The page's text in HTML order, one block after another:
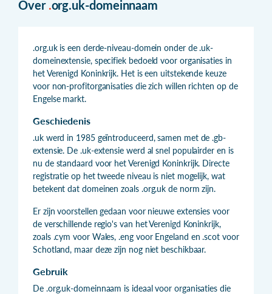
Over .org.uk-domeinnaam
.org.uk is een derde-niveau-domein onder de .uk-
domeinextensie, specifiek bedoeld voor organisaties in
het Verenigd Koninkrijk. Het is een uitstekende keuze
voor non-profitorganisaties die zich willen richten op de
Engelse markt.
Geschiedenis
.uk werd in 1985 geïntroduceerd, samen met de .gb-
extensie. De .uk-extensie werd al snel populairder en is
nu de standaard voor het Verenigd Koninkrijk. Directe
registratie op het tweede niveau is niet mogelijk, wat
betekent dat domeinen zoals .org.uk de norm zijn.
Er zijn voorstellen gedaan voor nieuwe extensies voor
de verschillende regio's van het Verenigd Koninkrijk,
zoals .cym voor Wales, .eng voor Engeland en .scot voor
Schotland, maar deze zijn nog niet beschikbaar.
Gebruik
De .org.uk-domeinnaam is ideaal voor organisaties die